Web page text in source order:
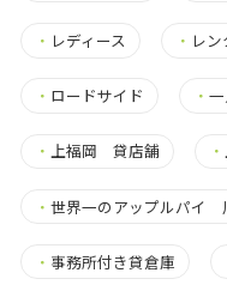
・ レディース ・ レ
・ ロードサイド ・
・ 上福岡 貸店舗 ・
・ 世界一のアップルパイ
・ 事務所付き貸倉庫